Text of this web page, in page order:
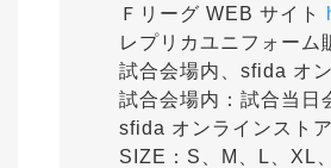
Ｆリーグ WEB サイト
レプリカユニフォーム
試合会場内、sfida オ
試合会場内：試合当日
sfida オンラインスト
SIZE：S、M、L、XL、